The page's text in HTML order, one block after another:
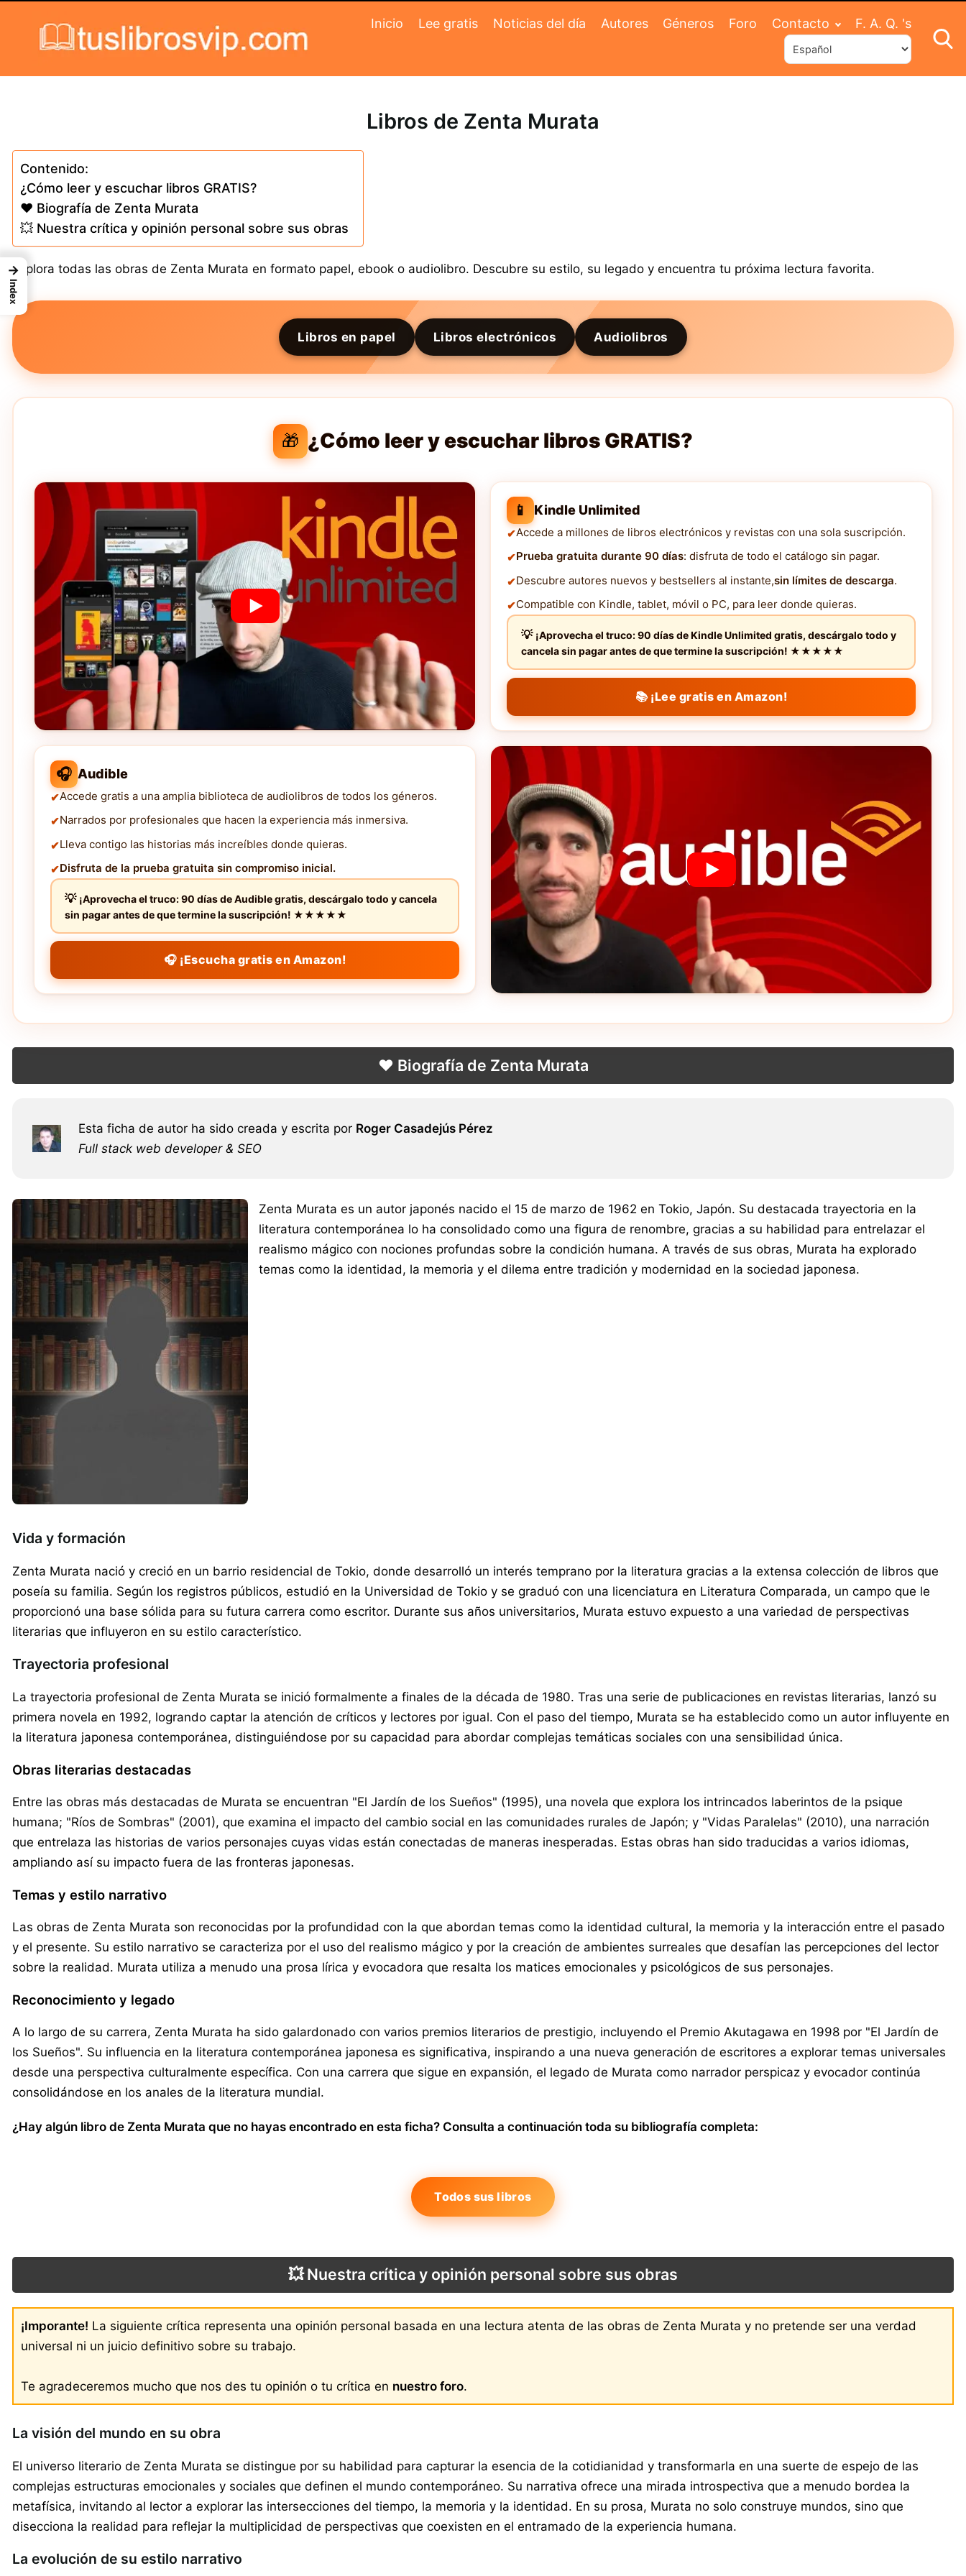
Inicio Lee gratis Noticias del día Autores Géneros Foro Contacto F. A. Q. 's
Libros de Zenta Murata
Contenido:
¿Cómo leer y escuchar libros GRATIS?
❤️ Biografía de Zenta Murata
💥 Nuestra crítica y opinión personal sobre sus obras
Explora todas las obras de Zenta Murata en formato papel, ebook o audiolibro. Descubre su estilo, su legado y encuentra tu próxima lectura favorita.
Libros en papel Libros electrónicos Audiolibros
🎁 ¿Cómo leer y escuchar libros GRATIS?
📱 Kindle Unlimited
Accede a millones de libros electrónicos y revistas con una sola suscripción.
Prueba gratuita durante 90 días: disfruta de todo el catálogo sin pagar.
Descubre autores nuevos y bestsellers al instante,sin límites de descarga.
Compatible con Kindle, tablet, móvil o PC, para leer donde quieras.
¡Aprovecha el truco: 90 días de Kindle Unlimited gratis, descárgalo todo y
cancela sin pagar antes de que termine la suscripción! ★★★★★
📚 ¡Lee gratis en Amazon!
🎧 Audible
Accede gratis a una amplia biblioteca de audiolibros de todos los géneros.
Narrados por profesionales que hacen la experiencia más inmersiva.
Lleva contigo las historias más increíbles donde quieras.
Disfruta de la prueba gratuita sin compromiso inicial.
¡Aprovecha el truco: 90 días de Audible gratis, descárgalo todo y cancela
sin pagar antes de que termine la suscripción! ★★★★★
🎧 ¡Escucha gratis en Amazon!
❤️ Biografía de Zenta Murata
Esta ficha de autor ha sido creada y escrita por Roger Casadejús Pérez
Full stack web developer & SEO
Zenta Murata es un autor japonés nacido el 15 de marzo de 1962 en Tokio, Japón. Su destacada trayectoria en la
literatura contemporánea lo ha consolidado como una figura de renombre, gracias a su habilidad para entrelazar el
realismo mágico con nociones profundas sobre la condición humana. A través de sus obras, Murata ha explorado
temas como la identidad, la memoria y el dilema entre tradición y modernidad en la sociedad japonesa.
Vida y formación
Zenta Murata nació y creció en un barrio residencial de Tokio, donde desarrolló un interés temprano por la literatura gracias a la extensa colección de libros que
poseía su familia. Según los registros públicos, estudió en la Universidad de Tokio y se graduó con una licenciatura en Literatura Comparada, un campo que le
proporcionó una base sólida para su futura carrera como escritor. Durante sus años universitarios, Murata estuvo expuesto a una variedad de perspectivas
literarias que influyeron en su estilo característico.
Trayectoria profesional
La trayectoria profesional de Zenta Murata se inició formalmente a finales de la década de 1980. Tras una serie de publicaciones en revistas literarias, lanzó su
primera novela en 1992, logrando captar la atención de críticos y lectores por igual. Con el paso del tiempo, Murata se ha establecido como un autor influyente en
la literatura japonesa contemporánea, distinguiéndose por su capacidad para abordar complejas temáticas sociales con una sensibilidad única.
Obras literarias destacadas
Entre las obras más destacadas de Murata se encuentran "El Jardín de los Sueños" (1995), una novela que explora los intrincados laberintos de la psique
humana; "Ríos de Sombras" (2001), que examina el impacto del cambio social en las comunidades rurales de Japón; y "Vidas Paralelas" (2010), una narración
que entrelaza las historias de varios personajes cuyas vidas están conectadas de maneras inesperadas. Estas obras han sido traducidas a varios idiomas,
ampliando así su impacto fuera de las fronteras japonesas.
Temas y estilo narrativo
Las obras de Zenta Murata son reconocidas por la profundidad con la que abordan temas como la identidad cultural, la memoria y la interacción entre el pasado
y el presente. Su estilo narrativo se caracteriza por el uso del realismo mágico y por la creación de ambientes surreales que desafían las percepciones del lector
sobre la realidad. Murata utiliza a menudo una prosa lírica y evocadora que resalta los matices emocionales y psicológicos de sus personajes.
Reconocimiento y legado
A lo largo de su carrera, Zenta Murata ha sido galardonado con varios premios literarios de prestigio, incluyendo el Premio Akutagawa en 1998 por "El Jardín de
los Sueños". Su influencia en la literatura contemporánea japonesa es significativa, inspirando a una nueva generación de escritores a explorar temas universales
desde una perspectiva culturalmente específica. Con una carrera que sigue en expansión, el legado de Murata como narrador perspicaz y evocador continúa
consolidándose en los anales de la literatura mundial.
¿Hay algún libro de Zenta Murata que no hayas encontrado en esta ficha? Consulta a continuación toda su bibliografía completa:
Todos sus libros
💥 Nuestra crítica y opinión personal sobre sus obras
¡Imporante! La siguiente crítica representa una opinión personal basada en una lectura atenta de las obras de Zenta Murata y no pretende ser una verdad
universal ni un juicio definitivo sobre su trabajo.
Te agradeceremos mucho que nos des tu opinión o tu crítica en nuestro foro.
La visión del mundo en su obra
El universo literario de Zenta Murata se distingue por su habilidad para capturar la esencia de la cotidianidad y transformarla en una suerte de espejo de las
complejas estructuras emocionales y sociales que definen el mundo contemporáneo. Su narrativa ofrece una mirada introspectiva que a menudo bordea la
metafísica, invitando al lector a explorar las intersecciones del tiempo, la memoria y la identidad. En su prosa, Murata no solo construye mundos, sino que
disecciona la realidad para reflejar la multiplicidad de perspectivas que coexisten en el entramado de la experiencia humana.
La evolución de su estilo narrativo
→
Index